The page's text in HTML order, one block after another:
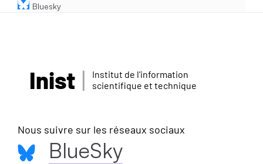
Bluesky
Inist
Institut de l'information
scientifique et technique
Nous suivre sur les réseaux sociaux
BlueSky